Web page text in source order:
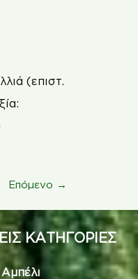
(επιστ.
Επόμενο →
ΚΑΤΗΓΟΡΙΕΣ
Αμπέλι